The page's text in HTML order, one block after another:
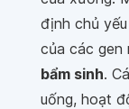
định chủ
của các gen
bẩm sinh.
uống, hoạt